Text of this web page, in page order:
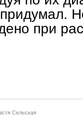
придумал.
при
Сельская